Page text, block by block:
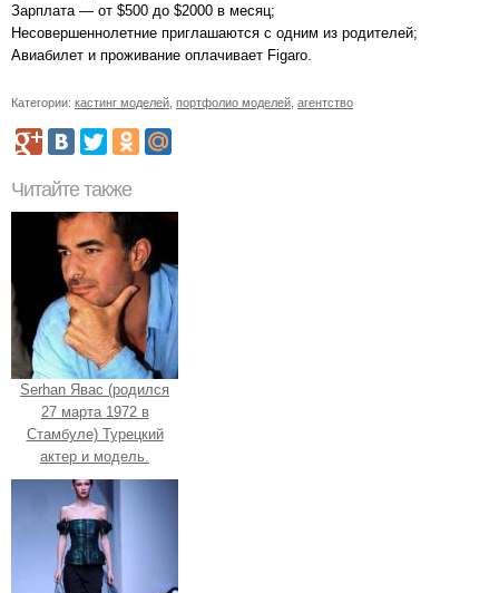
Зарплата — от $500 до $2000 в месяц;
Несовершеннолетние приглашаются с одним из родителей;
Авиабилет и проживание оплачивает Figaro.
Категории: кастинг моделей портфолио моделей агентство
Читайте также
Serhan Явас (родился
27 марта 1972 в
Стамбуле) Турецкий
актер и модель.